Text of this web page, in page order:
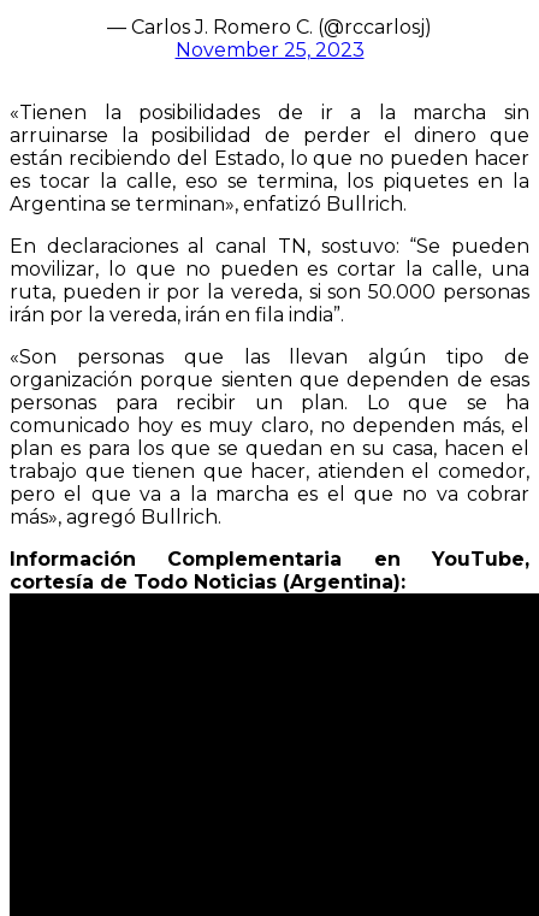
— Carlos J. Romero C. (@rccarlosj)
November 25, 2023
«Tienen la posibilidades de ir a la marcha sin
arruinarse la posibilidad de perder el dinero que
están recibiendo del Estado, lo que no pueden hacer
es tocar la calle, eso se termina, los piquetes en la
Argentina se terminan», enfatizó Bullrich.
En declaraciones al canal TN, sostuvo: “Se pueden
movilizar, lo que no pueden es cortar la calle, una
ruta, pueden ir por la vereda, si son 50.000 personas
irán por la vereda, irán en fila india”.
«Son personas que las llevan algún tipo de
organización porque sienten que dependen de esas
personas para recibir un plan. Lo que se ha
comunicado hoy es muy claro, no dependen más, el
plan es para los que se quedan en su casa, hacen el
trabajo que tienen que hacer, atienden el comedor,
pero el que va a la marcha es el que no va cobrar
más», agregó Bullrich.
Información Complementaria en YouTube,
cortesía de Todo Noticias (Argentina):